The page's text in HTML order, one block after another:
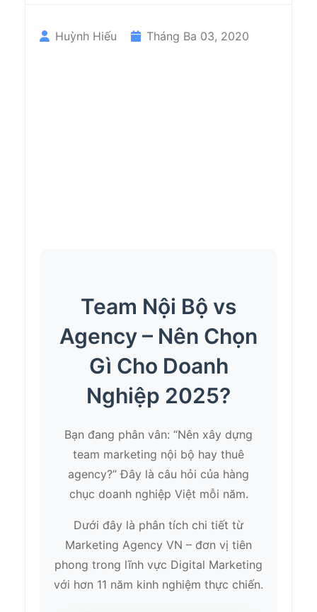
Huỳnh Hiếu Tháng Ba 03, 2020
Team Nội Bộ vs
Agency – Nên Chọn
Gì Cho Doanh
Nghiệp 2025?
Bạn đang phân vân: “Nên xây dựng
team marketing nội bộ hay thuê
agency?” Đây là câu hỏi của hàng
chục doanh nghiệp Việt mỗi năm.
Dưới đây là phân tích chi tiết từ
Marketing Agency VN – đơn vị tiên
phong trong lĩnh vực Digital Marketing
với hơn 11 năm kinh nghiệm thực chiến.